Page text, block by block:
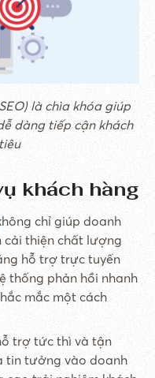
là chìa khóa giúp
dàng tiếp cận khách
khách hàng
chỉ giúp doanh
cải thiện chất lượng
hỗ trợ trực tuyến
thống phản hồi nhanh
mắc một cách
trợ tức thì và tận
tin tưởng vào doanh